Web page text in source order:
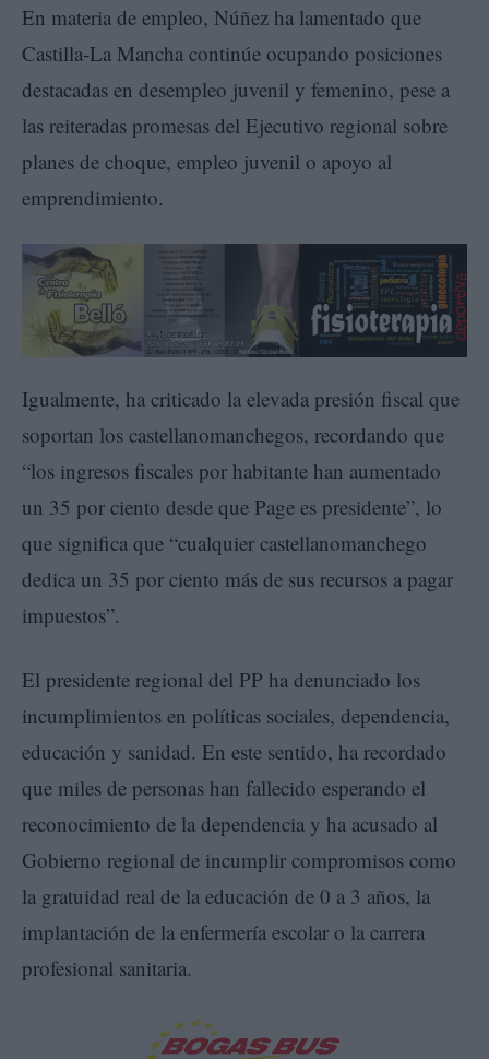
En materia de empleo, Núñez ha lamentado que
Castilla-La Mancha continúe ocupando posiciones
destacadas en desempleo juvenil y femenino, pese a
las reiteradas promesas del Ejecutivo regional sobre
planes de choque, empleo juvenil o apoyo al
emprendimiento.
Igualmente, ha criticado la elevada presión fiscal que
soportan los castellanomanchegos, recordando que
“los ingresos fiscales por habitante han aumentado
un 35 por ciento desde que Page es presidente”, lo
que significa que “cualquier castellanomanchego
dedica un 35 por ciento más de sus recursos a pagar
impuestos”.
El presidente regional del PP ha denunciado los
incumplimientos en políticas sociales, dependencia,
educación y sanidad. En este sentido, ha recordado
que miles de personas han fallecido esperando el
reconocimiento de la dependencia y ha acusado al
Gobierno regional de incumplir compromisos como
la gratuidad real de la educación de 0 a 3 años, la
implantación de la enfermería escolar o la carrera
profesional sanitaria.